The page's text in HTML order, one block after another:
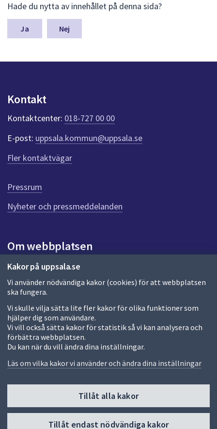
Kakor på uppsala.se
Vi använder nödvändiga kakor (cookies) för att webbplatsen
ska fungera.
Vi skulle vilja sätta lite fler kakor för olika funktioner som
hjälper dig som användare.
Vi vill också sätta kakor för statistik så vi kan analysera och
förbättra webbplatsen.
Du kan när du vill ändra dina inställningar.
Läs om vilka kakor vi använder och ändra dina inställningar
Tillåt alla kakor
Tillåt endast nödvändiga kakor
ä
m
a
y
n
t
r
ö
e
n
n
i
d
a
Hade du nytta av innehållet på denna sida?
Nej
Kontakt
Kontaktcenter: 018-727 00 00
E-post: uppsala.kommun@uppsala.se
Fler kontaktvägar
Pressrum
Nyheter och pressmeddelanden
Om webbplatsen
Om webbplatsen
Allmänna handlingar och diarium
Behandling av personuppgifter
Kakor
Språk (other languages)
Tillgänglighetsredogörelse
Fler sätt att följa oss